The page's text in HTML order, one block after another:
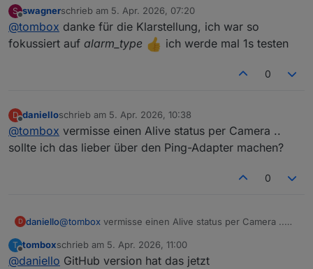
alarmInfo -> alarm_type
is die konfiguration des sirenen types deiner Kamera
hat nichts mit event alarm_typ zu tun
einfach austesten ob 1sek geht. man kann auch 0.5
S
Offline
swagnerschrieb am 5. Apr. 2026, 07:20
zuletzt editiert von
@tombox danke für die Klarstellung, ich war so
fokussiert auf alarm_type ich werde mal 1s testen
0
D
Offline
danielloschrieb am 5. Apr. 2026, 10:38
zuletzt editiert von
@tombox vermisse einen Alive status per Camera ..
sollte ich das lieber über den Ping-Adapter machen?
0
D daniello@tombox vermisse einen Alive status per Camera ..
T
Offline
tomboxschrieb am 5. Apr. 2026, 11:00
zuletzt editiert von
@daniello GitHub version hat das jetzt